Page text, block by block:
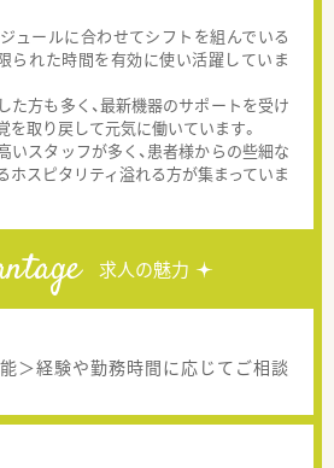
ュールに合わせてシフトを組んでいる
限られた時間を有効に使い活躍していま
方も多く、最新機器のサポートを受け
を取り戻して元気に働いています。
スタッフが多く、患者様からの些細な
ホスピタリティ溢れる方が集まっていま
求人の魅力
＞経験や勤務時間に応じてご相談